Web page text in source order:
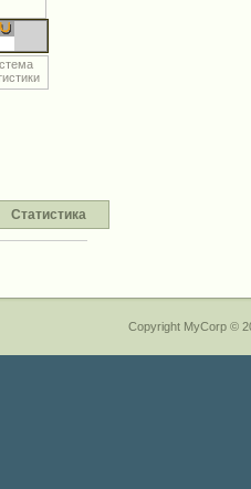
Статистика
Copyright MyCorp ©